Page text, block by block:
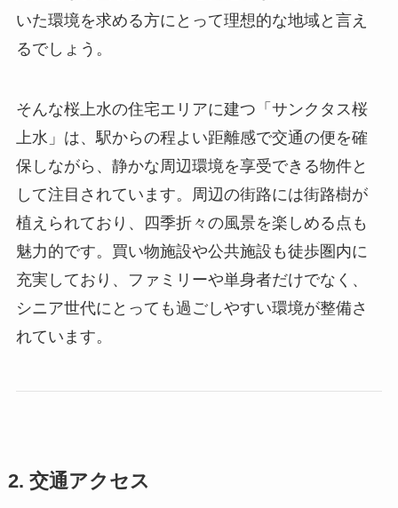
いた環境を求める方にとって理想的な地域と言え
るでしょう。
そんな桜上水の住宅エリアに建つ「サンクタス桜
上水」は、駅からの程よい距離感で交通の便を確
保しながら、静かな周辺環境を享受できる物件と
して注目されています。周辺の街路には街路樹が
植えられており、四季折々の風景を楽しめる点も
魅力的です。買い物施設や公共施設も徒歩圏内に
充実しており、ファミリーや単身者だけでなく、
シニア世代にとっても過ごしやすい環境が整備さ
れています。
2. 交通アクセス